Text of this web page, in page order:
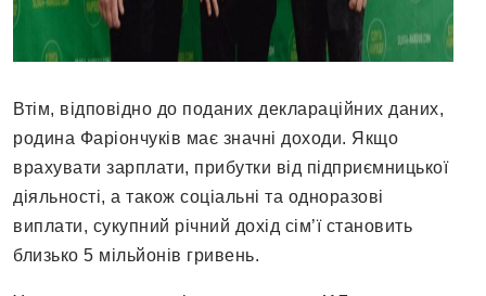
Втім, відповідно до поданих деклараційних даних,
родина Фаріончуків має значні доходи. Якщо
врахувати зарплати, прибутки від підприємницької
діяльності, а також соціальні та одноразові
виплати, сукупний річний дохід сім’ї становить
близько 5 мільйонів гривень.